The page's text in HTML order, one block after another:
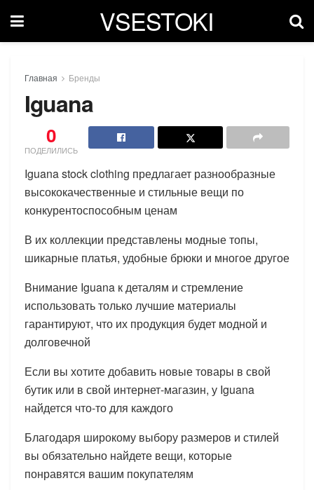
VSESTOKI
Главная Бренды
Iguana
0
ПОДЕЛИЛИСЬ
Iguana stock clothing предлагает разнообразные
высококачественные и стильные вещи по
конкурентоспособным ценам
В их коллекции представлены модные топы,
шикарные платья, удобные брюки и многое другое
Внимание Iguana к деталям и стремление
использовать только лучшие материалы
гарантируют, что их продукция будет модной и
долговечной
Если вы хотите добавить новые товары в свой
бутик или в свой интернет-магазин, у Iguana
найдется что-то для каждого
Благодаря широкому выбору размеров и стилей
вы обязательно найдете вещи, которые
понравятся вашим покупателям